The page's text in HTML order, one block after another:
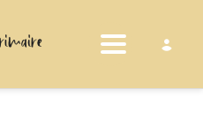
Toggle